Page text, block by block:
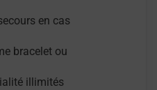
en cas
bracelet ou
illimités